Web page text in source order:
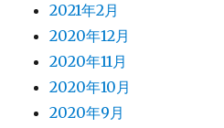
2021年2月
2020年12月
2020年11月
2020年10月
2020年9月